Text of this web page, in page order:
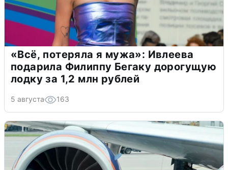
«Всё, потеряла я мужа»: Ивлеева
подарила Филиппу Бегаку дорогущую
лодку за 1,2 млн рублей
5 августа 163